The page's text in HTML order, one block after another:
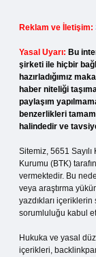
Reklam ve İletişim:
Yasal Uyarı: Bu
şirketi ile hiçbir
hazırladığımız
haber niteliği
paylaşım
benzerlikleri
halindedir ve
Sitemiz, 5651
Kurumu (BTK)
vermektedir. Bu
veya araştırma
yazdıkları
sorumluluğu kabul
Hukuka ve yasal
içerikleri,